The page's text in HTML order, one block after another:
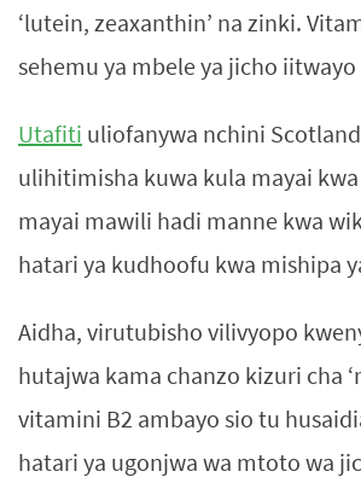
‘lutein, zeaxanthin’ na zinki.
sehemu ya mbele ya jicho
Utafiti uliofanywa nchini
ulihitimisha kuwa kula mayai
mayai mawili hadi manne kwa
hatari ya kudhoofu kwa mishipa
Aidha, virutubisho vilivyopo
hutajwa kama chanzo kizuri cha
vitamini B2 ambayo sio tu
hatari ya ugonjwa wa mtoto wa